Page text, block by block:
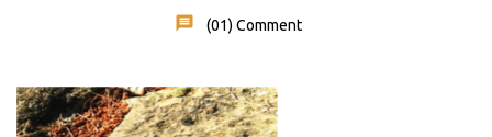
(01) Comment